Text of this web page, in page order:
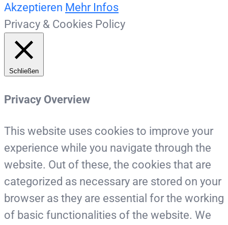
Akzeptieren Mehr Infos
Privacy & Cookies Policy
Schließen
Privacy Overview
This website uses cookies to improve your
experience while you navigate through the
website. Out of these, the cookies that are
categorized as necessary are stored on your
browser as they are essential for the working
of basic functionalities of the website. We